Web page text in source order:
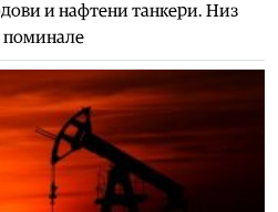
и нафтени танкери. Низ
поминале